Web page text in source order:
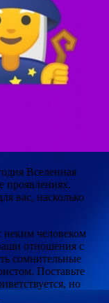
Вселенная
проявлениях.
вас, насколько
неким человеком
отношения с
сомнительные
Поставьте
но